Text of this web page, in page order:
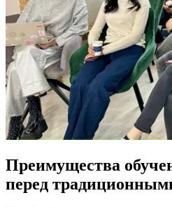
Преимущества
перед